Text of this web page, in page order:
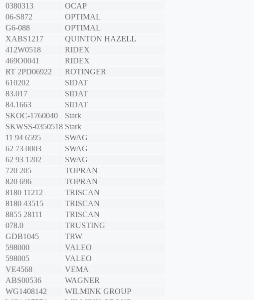
0380313
OCAP
06-S872
OPTIMAL
G6-088
OPTIMAL
XABS1217
QUINTON HAZELL
412W0518
RIDEX
469O0041
RIDEX
RT 2PD06922
ROTINGER
610202
SIDAT
83.017
SIDAT
84.1663
SIDAT
SKOC-1760040
Stark
SKWSS-0350518 Stark
11 94 6595
SWAG
62 73 0003
SWAG
62 93 1202
SWAG
720 205
TOPRAN
820 696
TOPRAN
8180 11212
TRISCAN
8180 43515
TRISCAN
8855 28111
TRISCAN
078.0
TRUSTING
GDB1045
TRW
598000
VALEO
598005
VALEO
VE4568
VEMA
ABS00536
WAGNER
WG1408142
WILMINK GROUP